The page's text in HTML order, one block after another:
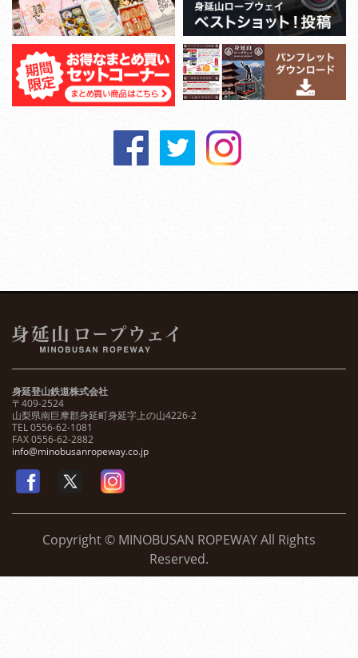
身延登山鉄道株式会社
〒409-2524
山梨県南巨摩郡身延町身延字上の山4226-2
TEL 0556-62-1081
FAX 0556-62-2882
info@minobusanropeway.co.jp
Copyright © MINOBUSAN ROPEWAY All Rights
Reserved.